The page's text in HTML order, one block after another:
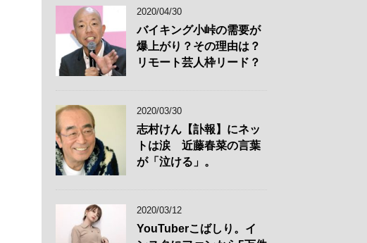
2020/04/30
バイキング小峠の需要が
爆上がり？その理由は？
リモート芸人枠リード？
2020/03/30
志村けん【訃報】にネッ
トは涙 近藤春菜の言葉
が「泣ける」。
2020/03/12
YouTuberこばしり。イ